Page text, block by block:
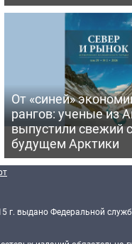
От «синей»
рангов: ученые из
выпустили свежий
будущем Арктики
выдано Федеральной